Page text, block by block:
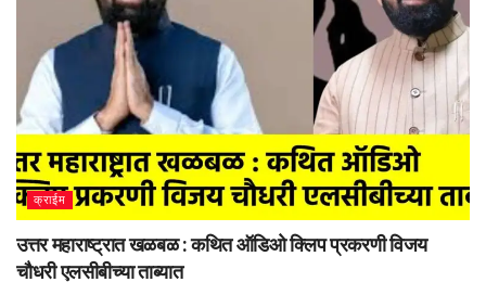
क्राईम
उत्तर महाराष्ट्रात खळबळ : कथित ऑडिओ क्लिप प्रकरणी विजय
चौधरी एलसीबीच्या ताब्यात